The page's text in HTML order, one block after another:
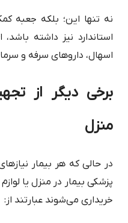
نه تنها این؛ بلکه جعبه
استاندارد نیز داشته
اسهال، داروهای سرفه و
برخی دیگر از
منزل
در حالی که هر بیمار
پزشکی بیمار در منزل یا
خریداری می‌شوند عبارتند از: